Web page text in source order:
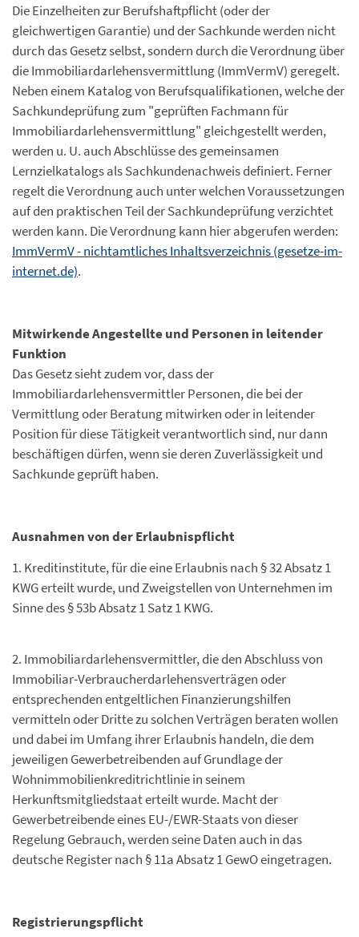
Die Einzelheiten zur Berufshaftpflicht (oder der
gleichwertigen Garantie) und der Sachkunde werden nicht
durch das Gesetz selbst, sondern durch die Verordnung über
die Immobiliardarlehensvermittlung (ImmVermV) geregelt.
Neben einem Katalog von Berufsqualifikationen, welche der
Sachkundeprüfung zum "geprüften Fachmann für
Immobiliardarlehensvermittlung" gleichgestellt werden,
werden u. U. auch Abschlüsse des gemeinsamen
Lernzielkatalogs als Sachkundenachweis definiert. Ferner
regelt die Verordnung auch unter welchen Voraussetzungen
auf den praktischen Teil der Sachkundeprüfung verzichtet
werden kann. Die Verordnung kann hier abgerufen werden:
ImmVermV - nichtamtliches Inhaltsverzeichnis (gesetze-im-
internet.de).
Mitwirkende Angestellte und Personen in leitender
Funktion
Das Gesetz sieht zudem vor, dass der
Immobiliardarlehensvermittler Personen, die bei der
Vermittlung oder Beratung mitwirken oder in leitender
Position für diese Tätigkeit verantwortlich sind, nur dann
beschäftigen dürfen, wenn sie deren Zuverlässigkeit und
Sachkunde geprüft haben.
Ausnahmen von der Erlaubnispflicht
1. Kreditinstitute, für die eine Erlaubnis nach § 32 Absatz 1
KWG erteilt wurde, und Zweigstellen von Unternehmen im
Sinne des § 53b Absatz 1 Satz 1 KWG.
2. Immobiliardarlehensvermittler, die den Abschluss von
Immobiliar-Verbraucherdarlehensverträgen oder
entsprechenden entgeltlichen Finanzierungshilfen
vermitteln oder Dritte zu solchen Verträgen beraten wollen
und dabei im Umfang ihrer Erlaubnis handeln, die dem
jeweiligen Gewerbetreibenden auf Grundlage der
Wohnimmobilienkreditrichtlinie in seinem
Herkunftsmitgliedstaat erteilt wurde. Macht der
Gewerbetreibende eines EU-/EWR-Staats von dieser
Regelung Gebrauch, werden seine Daten auch in das
deutsche Register nach § 11a Absatz 1 GewO eingetragen.
Registrierungspflicht